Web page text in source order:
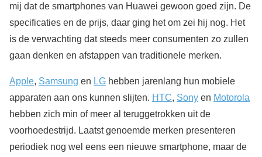
mij dat de smartphones van Huawei gewoon goed zijn. De
specificaties en de prijs, daar ging het om zei hij nog. Het
is de verwachting dat steeds meer consumenten zo zullen
gaan denken en afstappen van traditionele merken.
Apple, Samsung en LG hebben jarenlang hun mobiele
apparaten aan ons kunnen slijten. HTC, Sony en Motorola
hebben zich min of meer al teruggetrokken uit de
voorhoedestrijd. Laatst genoemde merken presenteren
periodiek nog wel eens een nieuwe smartphone, maar de